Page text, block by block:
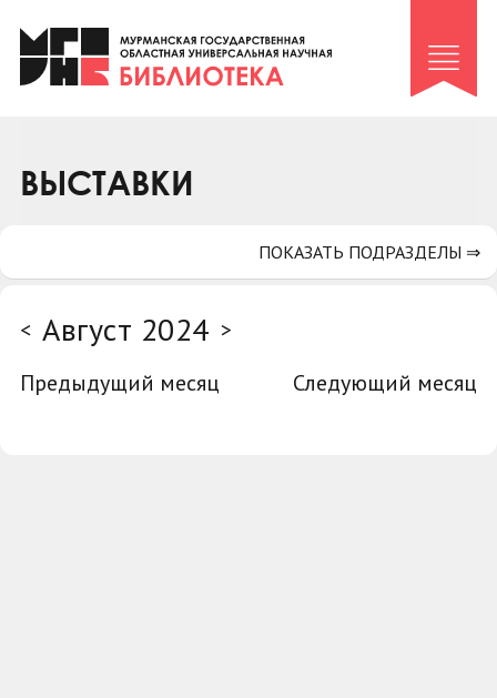
Клуб «Гиря и сельдерей»
Клуб «Семейный архив»
Коллегам
ВЫСТАВКИ
< Август 2024 >
Предыдущий месяц
Следующий месяц
ПОКАЗАТЬ ПОДРАЗДЕЛЫ ⇒